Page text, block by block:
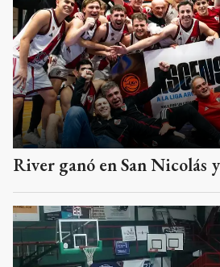
River ganó en San Nicolás